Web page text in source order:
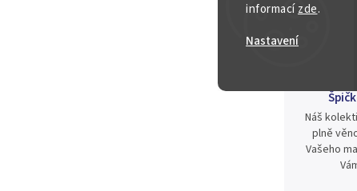
informacízde.
Nastavení
Náš
plně
Vašeho